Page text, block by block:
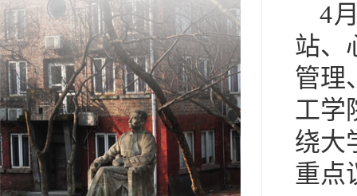
4
站、
管理
工学
绕大
重点